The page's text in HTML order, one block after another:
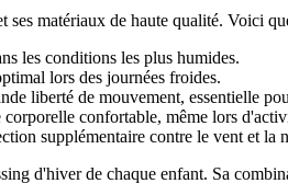
matériaux de haute qualité. Voici
les conditions les plus humides.
lors des journées froides.
liberté de mouvement, essentielle
confortable, même lors
supplémentaire contre le vent et la
d'hiver de chaque enfant. Sa